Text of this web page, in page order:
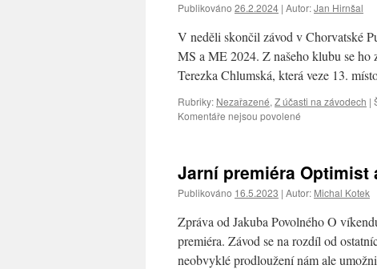
Publikováno 26.2.2024 | Autor:Jan Hirnšal
V neděli skončil závod v Chorvatské
MS a ME 2024. Z našeho klubu se ho
Terezka Chlumská, která veze 13.
Rubriky: Nezařazené, Z účasti na závodech |
Komentáře nejsou povolené
Psali
nás
Puly
(
CRO)
Jarní premiéra Optimist
Publikováno 16.5.2023 | Autor: Michal Kotek
Zpráva od Jakuba Povolného O
premiéra. Závod se na rozdíl od
neobvyklé prodloužení nám ale